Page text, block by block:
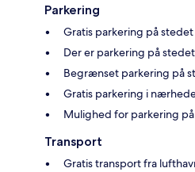
Parkering
Gratis parkering på stedet
Der er parkering på stedet
Begrænset parkering på
Gratis parkering i
Mulighed for parkering
Transport
Gratis transport fra